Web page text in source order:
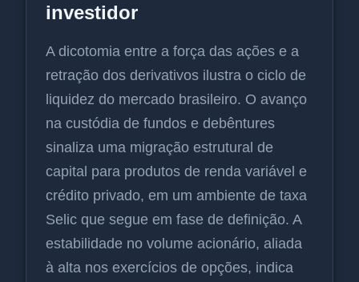
investidor
A dicotomia entre a força das ações e a
retração dos derivativos ilustra o ciclo de
liquidez do mercado brasileiro. O avanço
na custódia de fundos e debêntures
sinaliza uma migração estrutural de
capital para produtos de renda variável e
crédito privado, em um ambiente de taxa
Selic que segue em fase de definição. A
estabilidade no volume acionário, aliada
à alta nos exercícios de opções, indica